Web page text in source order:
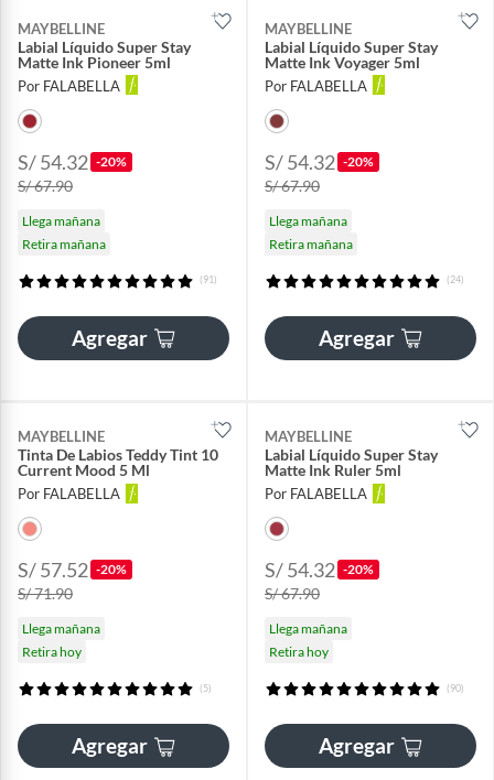
MAYBELLINE
Labial Líquido Super Stay
Matte Ink Pioneer 5ml
Por FALABELLA
S/ 54.32 -20%
S/ 67.90
Llega mañana
Retira mañana
(91)
Agregar
MAYBELLINE
Labial Líquido Super Stay
Matte Ink Voyager 5ml
Por FALABELLA
S/ 54.32 -20%
S/ 67.90
Llega mañana
Retira mañana
(24)
Agregar
MAYBELLINE
Tinta De Labios Teddy Tint 10
Current Mood 5 Ml
Por FALABELLA
S/ 57.52 -20%
S/ 71.90
Llega mañana
Retira hoy
(5)
Agregar
MAYBELLINE
Labial Líquido Super Stay
Matte Ink Ruler 5ml
Por FALABELLA
S/ 54.32 -20%
S/ 67.90
Llega mañana
Retira hoy
(90)
Agregar